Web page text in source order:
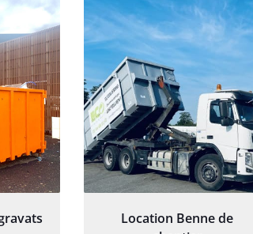
Location Benne de
Aurélie Bonnet
21 juin 2024
Le service de terrassement
jardin à Var était
exceptionnel. L'équipe a
travaillé de manière efficace
et professionnelle, laissant
notre jardin impeccable et
prêt pour notre nouveau
paysager.